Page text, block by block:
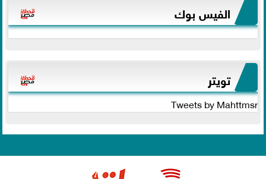
الفيس بوك
تويتر
Tweets by Mahttmsr